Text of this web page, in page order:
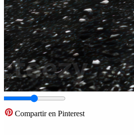
Compartir en Pinterest